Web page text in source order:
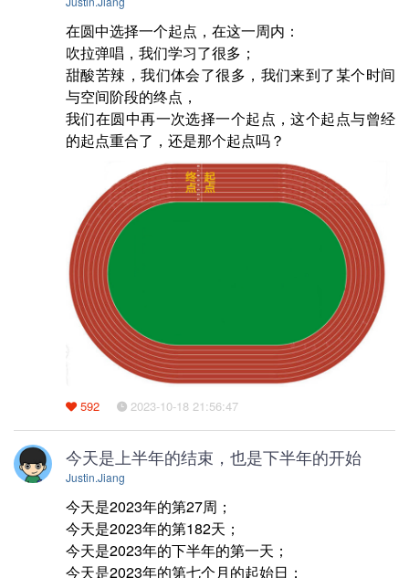
在圆中选择一个起点，在这一周内：
吹拉弹唱，我们学习了很多；
甜酸苦辣，我们体会了很多，我们来到了某个时间
与空间阶段的终点，
我们在圆中再一次选择一个起点，这个起点与曾经
的起点重合了，还是那个起点吗？
592 2023-10-18 21:56:47
今天是上半年的结束，也是下半年的开始
Justin.Jiang
今天是2023年的第27周；
今天是2023年的第182天；
今天是2023年的下半年的第一天；
今天是2023年的第七个月的起始日；